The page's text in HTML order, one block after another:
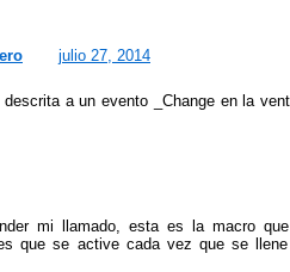
julio 27, 2014
a un evento _Change en la
mi llamado, esta es la macro
que se active cada vez que se llene